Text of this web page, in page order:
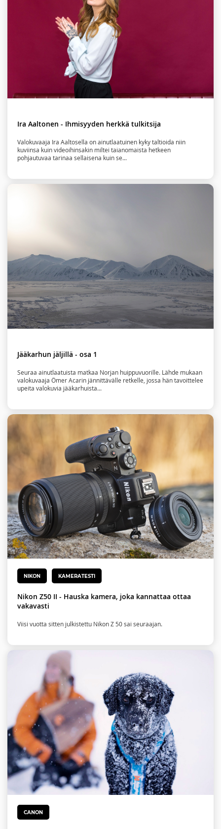
Ira Aaltonen - Ihmisyyden herkkä tulkitsija
Valokuvaaja Ira Aaltosella on ainutlaatuinen kyky taltioida niin
kuviinsa kuin videoihinsakin miltei taianomaista hetkeen
pohjautuvaa tarinaa sellaisena kuin se...
Jääkarhun jäljillä - osa 1
Seuraa ainutlaatuista matkaa Norjan huippuvuorille. Lähde mukaan
valokuvaaja Ömer Acarin jännittävälle retkelle, jossa hän tavoittelee
upeita valokuvia jääkarhuista...
NIKON KAMERATESTI
Nikon Z50 II - Hauska kamera, joka kannattaa ottaa
vakavasti
Viisi vuotta sitten julkistettu Nikon Z 50 sai seuraajan.
CANON